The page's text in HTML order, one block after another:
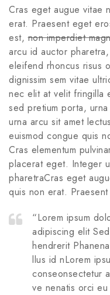
Cras eget augue vitae
erat. Praesent eget
est,non imperdiet
arcu id auctor
eleifend rhoncus risus
dignissim sem vitae
nec elit at velit fringilla
sed pretium porta,
urna arcu sit amet
euismod congue quis
Cras elementum
placerat eget. Integer
pharetraCras eget
quis non erat.
“Lorem ipsum
adipiscing elit
hendrerit
llus id nLorem
conseonsectetur
ve nenatis orci